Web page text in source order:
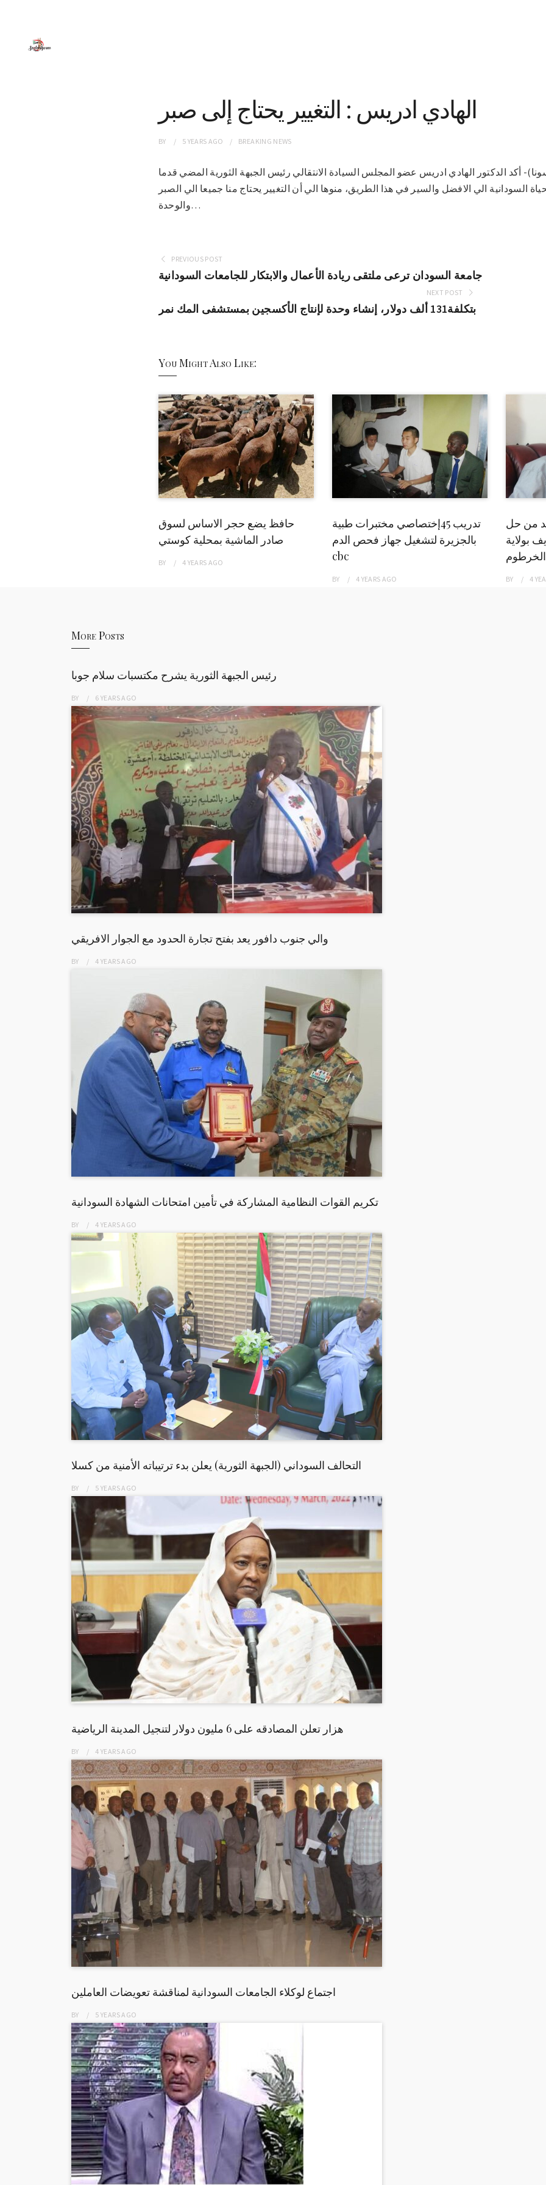
الهادي ادريس : التغيير يحتاج إلى صبر
BY 5 YEARS AGO BREAKING NEWS
٣-٢٠٢١(موفد سونا)- أكد الدكتور الهادي ادريس عضو المجلس السيادة الانتقالي رئيس الجبهة الثورية المضي قدما
السودانية الي الافضل والسير في هذا الطريق، منوها الي أن التغيير يحتاج منا جميعا الي الصبر
والوحدة…
PREVIOUS POST
جامعة السودان ترعى ملتقى ريادة الأعمال والابتكار للجامعات السودانية
NEXT POST
بتكلفة131 ألف دولار، إنشاء وحدة لإنتاج الأكسجين بمستشفى المك نمر
You Might Also Like:
حافظ يضع حجر الاساس لسوق
صادر الماشية بمحلية كوستي
BY 4 YEARS AGO
تدريب 45إختصاصي مختبرات طبية
بالجزيرة لتشغيل جهاز فحص الدم
cbc
BY 4 YEARS AGO
من حل
بولاية
الخرطوم
BY 4
More Posts
رئيس الجبهة الثورية يشرح مكتسبات سلام جوبا
BY 6 YEARSAGO
والي جنوب دافور يعد بفتح تجارة الحدود مع الجوار الافريقي
BY 4 YEARSAGO
تكريم القوات النظامية المشاركة في تأمين امتحانات الشهادة السودانية
BY 4 YEARSAGO
التحالف السوداني (الجبهة الثورية) يعلن بدء ترتيباته الأمنية من كسلا
BY 5 YEARSAGO
هزار تعلن المصادقه على 6 مليون دولار لتنجيل المدينة الرياضية
BY 4 YEARSAGO
اجتماع لوكلاء الجامعات السودانية لمناقشة تعويضات العاملين
BY 5 YEARSAGO